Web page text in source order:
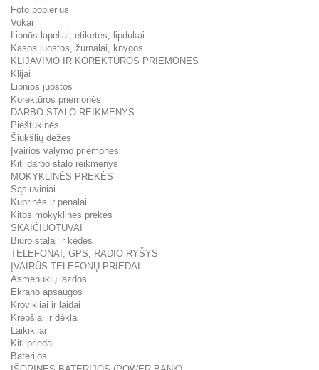
Foto popierius
Vokai
Lipnūs lapeliai, etiketės, lipdukai
Kasos juostos, žurnalai, knygos
KLIJAVIMO IR KOREKTŪROS PRIEMONĖS
Klijai
Lipnios juostos
Korektūros priemonės
DARBO STALO REIKMENYS
Pieštukinės
Šiukšlių dėžės
Įvairios valymo priemonės
Kiti darbo stalo reikmenys
MOKYKLINĖS PREKĖS
Sąsiuviniai
Kuprinės ir penalai
Kitos mokyklinės prekės
SKAIČIUOTUVAI
Biuro stalai ir kėdės
TELEFONAI, GPS, RADIO RYŠYS
ĮVAIRŪS TELEFONŲ PRIEDAI
Asmenukių lazdos
Ekrano apsaugos
Krovikliai ir laidai
Krepšiai ir dėklai
Laikikliai
Kiti priedai
Baterijos